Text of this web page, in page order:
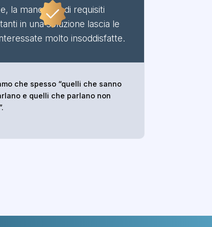
la mancanza di requisiti
in una soluzione lascia le
molto insoddisfatte.
che spesso “quelli che sanno
e quelli che parlano non